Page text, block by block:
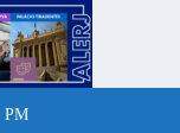
PM